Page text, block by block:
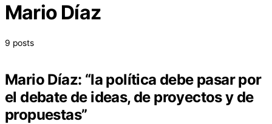
Mario Díaz
9 posts
Mario Díaz: “la política debe pasar por
el debate de ideas, de proyectos y de
propuestas”